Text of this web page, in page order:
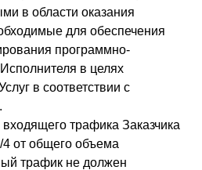
в области оказания
для обеспечения
программно-
в целях
в соответствии с
трафика Заказчика
от общего объема
трафик не должен